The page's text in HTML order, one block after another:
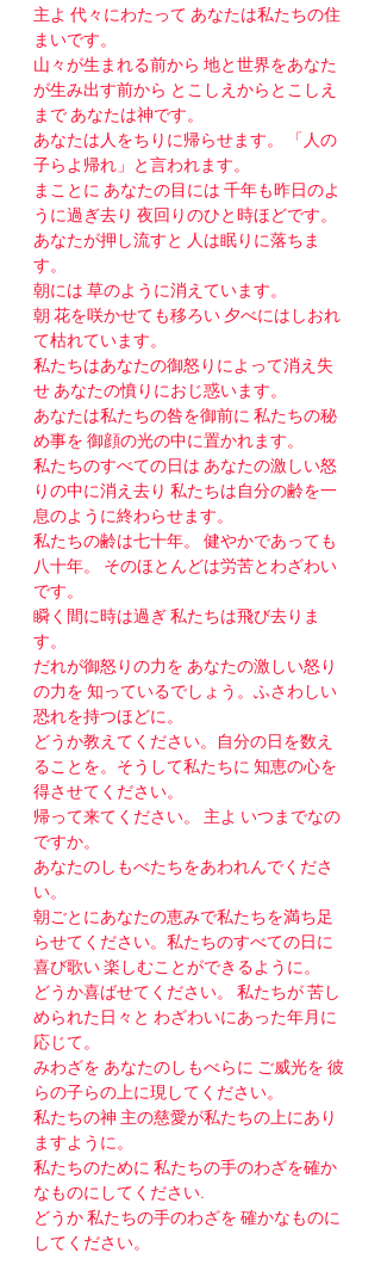
主よ 代々にわたって あなたは私たちの住
まいです。
山々が生まれる前から 地と世界をあなた
が生み出す前から とこしえからとこしえ
まで あなたは神です。
あなたは人をちりに帰らせます。 「人の
子らよ帰れ」と言われます。
まことに あなたの目には 千年も昨日のよ
うに過ぎ去り 夜回りのひと時ほどです。
あなたが押し流すと 人は眠りに落ちま
す。
朝には 草のように消えています。
朝 花を咲かせても移ろい 夕べにはしおれ
て枯れています。
私たちはあなたの御怒りによって消え失
せ あなたの憤りにおじ惑います。
あなたは私たちの咎を御前に 私たちの秘
め事を 御顔の光の中に置かれます。
私たちのすべての日は あなたの激しい怒
りの中に消え去り 私たちは自分の齢を一
息のように終わらせます。
私たちの齢は七十年。 健やかであっても
八十年。 そのほとんどは労苦とわざわい
です。
瞬く間に時は過ぎ 私たちは飛び去りま
す。
だれが御怒りの力を あなたの激しい怒り
の力を 知っているでしょう。ふさわしい
恐れを持つほどに。
どうか教えてください。自分の日を数え
ることを。そうして私たちに 知恵の心を
得させてください。
帰って来てください。 主よ いつまでなの
ですか。
あなたのしもべたちをあわれんでくださ
い。
朝ごとにあなたの恵みで私たちを満ち足
らせてください。私たちのすべての日に
喜び歌い 楽しむことができるように。
どうか喜ばせてください。 私たちが 苦し
められた日々と わざわいにあった年月に
応じて。
みわざを あなたのしもべらに ご威光を 彼
らの子らの上に現してください。
私たちの神 主の慈愛が私たちの上にあり
ますように。
私たちのために 私たちの手のわざを確か
なものにしてください.
どうか 私たちの手のわざを 確かなものに
してください。